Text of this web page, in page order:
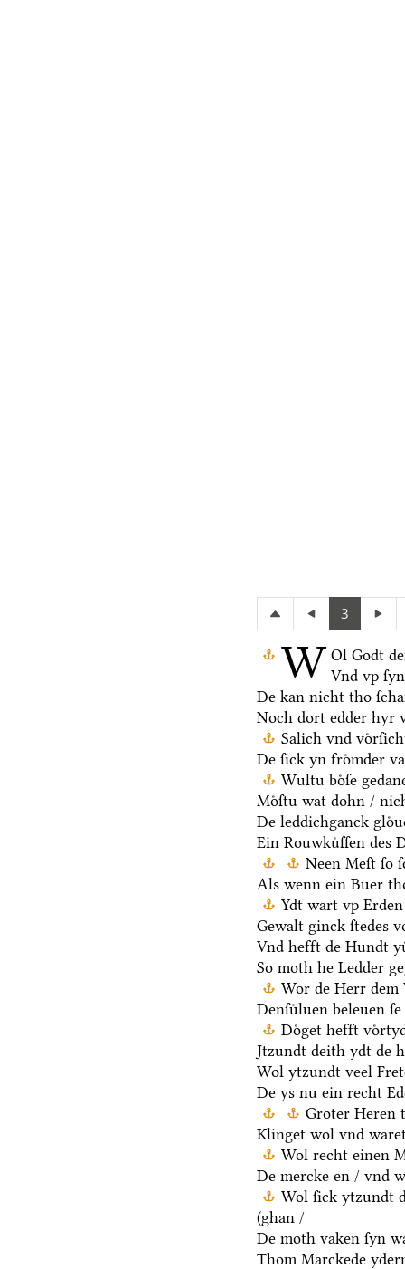
3
W Ol Godt
Vnd vp
De kan nicht tho
Noch dort edder hyr
Salich vnd
De ſick yn froͤmder
Wultu boͤſe
Moͤſtu wat dohn /
De leddichganck
Ein Rouwkuͤſſen des
Neen Meſt ſo
Als wenn ein Buer
Ydt wart vp
Gewalt ginck ſtedes
Vnd hefft de Hundt
So moth he Ledder
Wor de Herr dem
Denſuͤluen beleuen
Doͤget hefft
Jtzundt deith ydt de
Wol ytzundt veel
De ys nu ein recht
Groter Heren
Klinget wol vnd
Wol recht einen
De mercke en / vnd
Wol ſick ytzundt
(ghan /
De moth vaken ſyn
Thom Marckede